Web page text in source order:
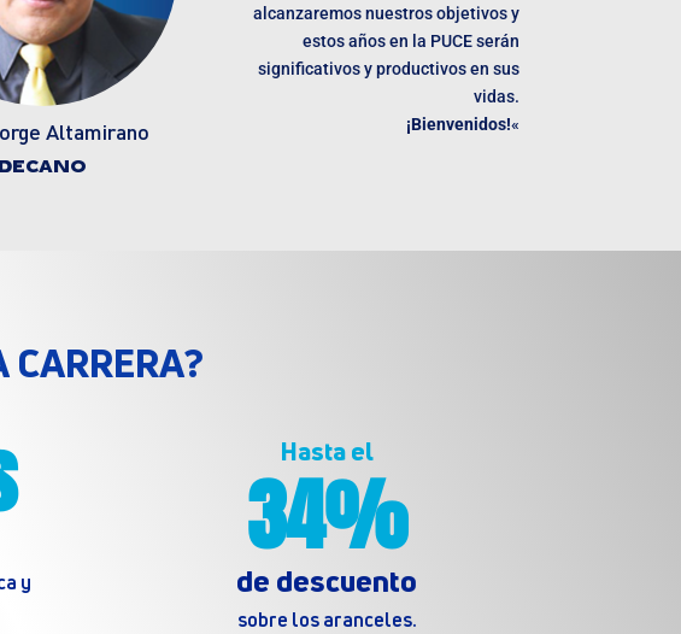
Altamirano
DECANO
alcanzaremos nuestros objetivos y
estos años en la PUCE serán
significativos y productivos en sus
vidas.
¡Bienvenidos!«
y
Hasta el
34%
de descuento
sobre los aranceles.